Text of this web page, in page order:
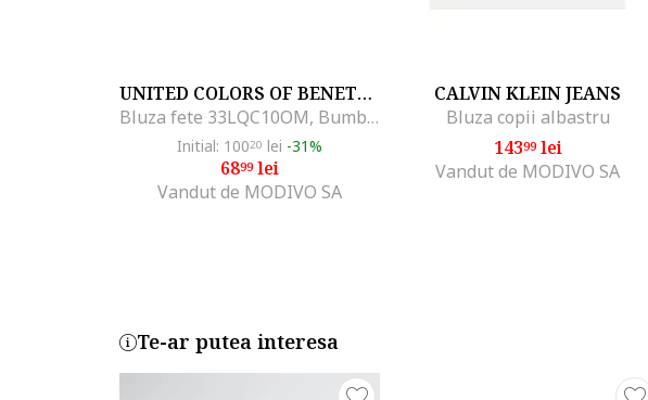
UNITED COLORS OF BENETTON
Bluza fete 33LQC10OM, Bumbac/Poliester, Bleumarin, Bleumarin
Initial: 10020 lei -31%
6899lei
Vandut de MODIVO SA
CALVIN KLEIN JEANS
Bluza copii albastru
14399lei
Vandut de MODIVO SA
Te-ar putea interesa